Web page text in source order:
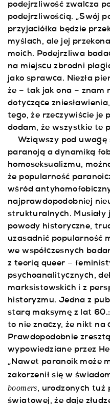
podejrzliwość zwalcza
podejrzliwością. „Swój
przyjaciółka będzie
myślach, ale jej
moich. Podejrzliwa
na miejscu zbrodni
jako sprawca. Niezła
że – tak jak ona – znam
dotyczące
tego, że rzeczywiście je
dodam, że wszystkie te
Wziąwszy pod
paranoją a dynamiką
homoseksualizmu,
że popularność
wśród
najprawdopodobniej
strukturalnych. Musiały
powody historyczne,
uzasadnić popularność
we współczesnych
z teorią queer –
psychoanalitycznych,
marksistowskich i z
historyzmu. Jedna z
starą maksymę z lat
to nie znaczy, że nikt na
Prawdopodobnie
wypowiedziane przez
„Nawet paranoik może
zakorzenił się w
boomers, urodzonych tuż
światowej, że daje